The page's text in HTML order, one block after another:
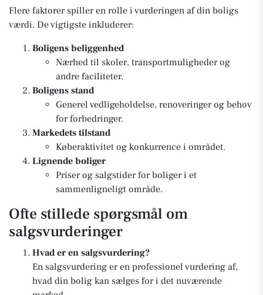
Flere faktorer spiller en rolle i vurderingen af din boligs
værdi. De vigtigste inkluderer:
Boligens beliggenhed
Nærhed til skoler, transportmuligheder og
andre faciliteter.
Boligens stand
Generel vedligeholdelse, renoveringer og behov
for forbedringer.
Markedets tilstand
Køberaktivitet og konkurrence i området.
Lignende boliger
Priser og salgstider for boliger i et
sammenligneligt område.
Ofte stillede spørgsmål om
salgsvurderinger
Hvad er en salgsvurdering?
En salgsvurdering er en professionel vurdering af,
hvad din bolig kan sælges for i det nuværende